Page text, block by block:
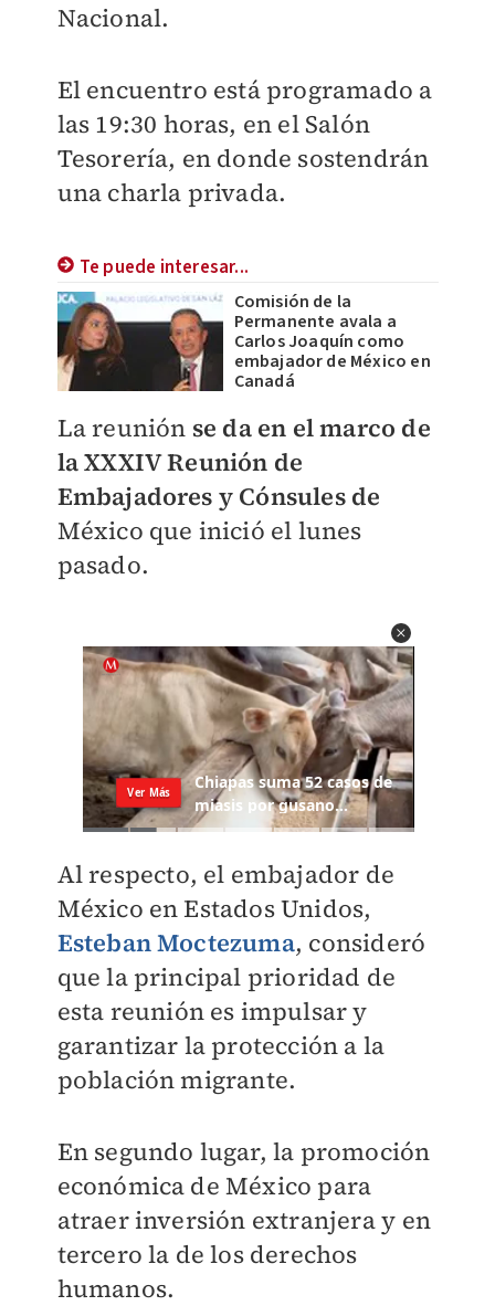
Nacional.
El encuentro está programado a
las 19:30 horas, en el Salón
Tesorería, en donde sostendrán
una charla privada.
Te puede interesar...
Comisión de la
Permanente avala a
Carlos Joaquín como
embajador de México en
Canadá
La reunión se da en el marco de
la XXXIV Reunión de
Embajadores y Cónsules de
México que inició el lunes
pasado.
Al respecto, el embajador de
México en Estados Unidos,
Esteban Moctezuma, consideró
que la principal prioridad de
esta reunión es impulsar y
garantizar la protección a la
población migrante.
En segundo lugar, la promoción
económica de México para
atraer inversión extranjera y en
tercero la de los derechos
humanos.